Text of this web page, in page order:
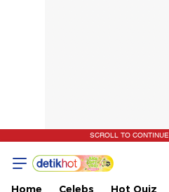
SCROLL TO
Home Celebs Hot Quiz